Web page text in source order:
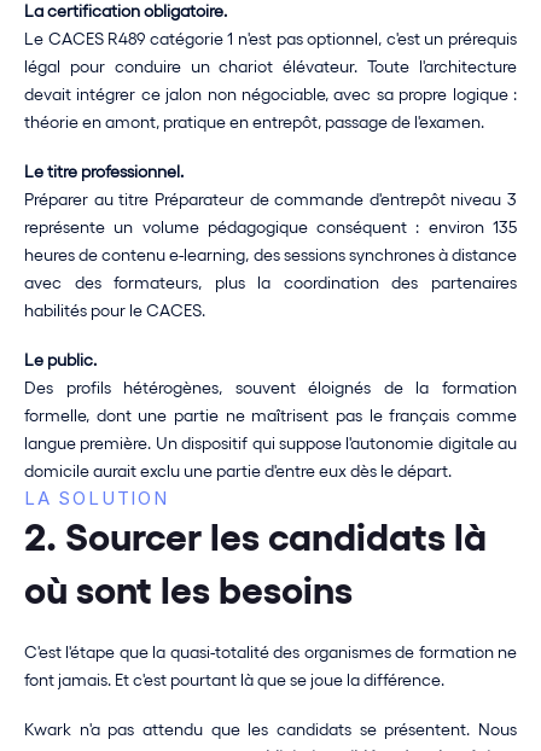
La certification obligatoire.
Le CACES R489 catégorie 1 n'est pas optionnel, c'est un prérequis
légal pour conduire un chariot élévateur. Toute l'architecture
devait intégrer ce jalon non négociable, avec sa propre logique :
théorie en amont, pratique en entrepôt, passage de l'examen.
Le titre professionnel.
Préparer au titre Préparateur de commande d'entrepôt niveau 3
représente un volume pédagogique conséquent : environ 135
heures de contenu e-learning, des sessions synchrones à distance
avec des formateurs, plus la coordination des partenaires
habilités pour le CACES.
Le public.
Des profils hétérogènes, souvent éloignés de la formation
formelle, dont une partie ne maîtrisent pas le français comme
langue première. Un dispositif qui suppose l'autonomie digitale au
domicile aurait exclu une partie d'entre eux dès le départ.
LA SOLUTION
2. Sourcer les candidats là
où sont les besoins
C'est l'étape que la quasi-totalité des organismes de formation ne
font jamais. Et c'est pourtant là que se joue la différence.
Kwark n'a pas attendu que les candidats se présentent. Nous